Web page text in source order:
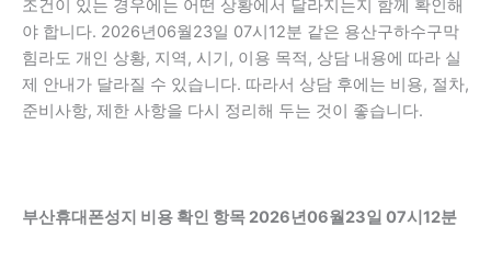
조건이 있는 경우에는 어떤 상황에서 달라지는지 함께 확인해
야 합니다. 2026년06월23일 07시12분 같은 용산구하수구막
힘라도 개인 상황, 지역, 시기, 이용 목적, 상담 내용에 따라 실
제 안내가 달라질 수 있습니다. 따라서 상담 후에는 비용, 절차,
준비사항, 제한 사항을 다시 정리해 두는 것이 좋습니다.
부산휴대폰성지 비용 확인 항목 2026년06월23일 07시12분